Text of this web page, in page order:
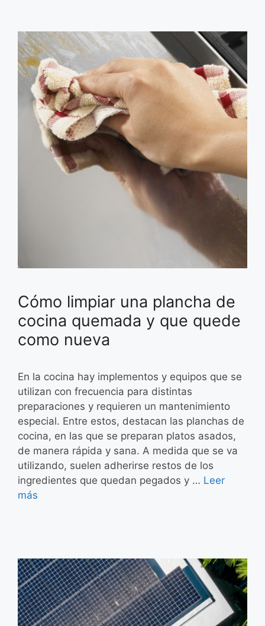
Cómo limpiar una plancha de
cocina quemada y que quede
como nueva
En la cocina hay implementos y equipos que se
utilizan con frecuencia para distintas
preparaciones y requieren un mantenimiento
especial. Entre estos, destacan las planchas de
cocina, en las que se preparan platos asados,
de manera rápida y sana. A medida que se va
utilizando, suelen adherirse restos de los
ingredientes que quedan pegados y … Leer
más